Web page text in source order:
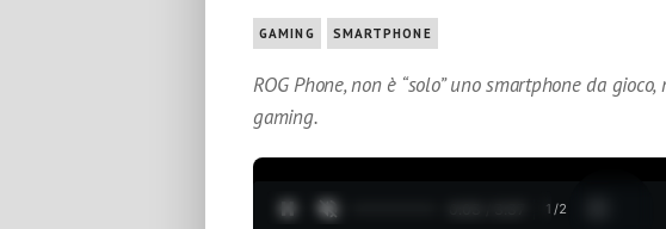
GAMING SMARTPHONE
ROG Phone, non è “solo” uno smartphone da
gaming.
1 /2